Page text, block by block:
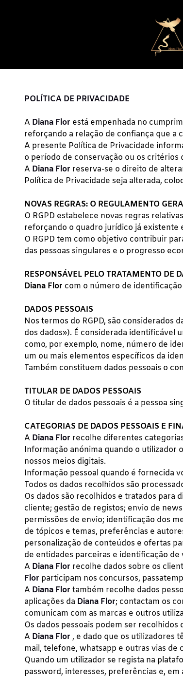
POLÍTICA DE PRIVACIDADE
A Diana Flor está empenhada no
reforçando a relação de confiança que a
A presente Política de Privacidade
o período de conservação ou os
A Diana Flor reserva-se o direito de
Política de Privacidade seja alterada,
NOVAS REGRAS: O REGULAMENTO
O RGPD estabelece novas regras
reforçando o quadro jurídico já existente
O RGPD tem como objetivo contribuir
das pessoas singulares e o progresso
RESPONSÁVEL PELO TRATAMENTO DE
Diana Flor com o número de
DADOS PESSOAIS
Nos termos do RGPD, são considerados
dos dados»). É considerada identificável
como, por exemplo, nome, número de
um ou mais elementos específicos da
Também constituem dados pessoais o
TITULAR DE DADOS PESSOAIS
O titular de dados pessoais é a pessoa
CATEGORIAS DE DADOS PESSOAIS E
A Diana Flor recolhe diferentes
Informação anónima quando o utilizador
nossos meios digitais.
Informação pessoal quando é fornecida
Todos os dados recolhidos são
Os dados são recolhidos e tratados para
cliente; gestão de registos; envio de
permissões de envio; identificação dos
de tópicos e temas, preferências e
personalização de conteúdos e ofertas
de entidades parceiras e identificação de
A Diana Flor recolhe dados sobre os
Flor participam nos concursos,
A Diana Flor também recolhe dados
aplicações da Diana Flor; contactam os
comunicam com as marcas e outros
Os dados pessoais podem ser
A Diana Flor , e dado que os utilizadores
mail, telefone, whatsapp e outras vias de
Quando um utilizador se regista na
password, interesses, preferências e,